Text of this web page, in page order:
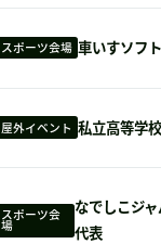
スポーツ会場 車いすソフ
屋外イベント 私立高等学
スポーツ会
場
なでしこジ
代表